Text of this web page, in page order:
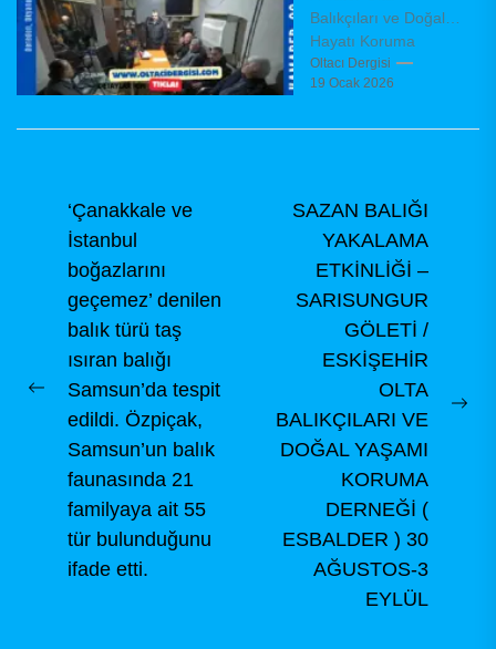
Balıkçıları ve Doğal
Hayatı Koruma
Derneği (KAMADER),
olağanüstü genel
dernek binasında,
Oltacı Dergisi
19 Ocak 2026
Yazı
gezinmesi
Previous
‘Çanakkale ve
İstanbul
boğazlarını
geçemez’ denilen
balık türü taş
ısıran balığı
Samsun’da tespit
edildi. Özpiçak,
Samsun’un balık
faunasında 21
familyaya ait 55
tür bulunduğunu
ifade etti.
SAZAN BALIĞI
YAKALAMA
ETKİNLİĞİ –
SARISUNGUR
GÖLETİ /
ESKİŞEHİR
OLTA
BALIKÇILARI VE
DOĞAL YAŞAMI
KORUMA
DERNEĞİ (
ESBALDER ) 30
AĞUSTOS-3
EYLÜL